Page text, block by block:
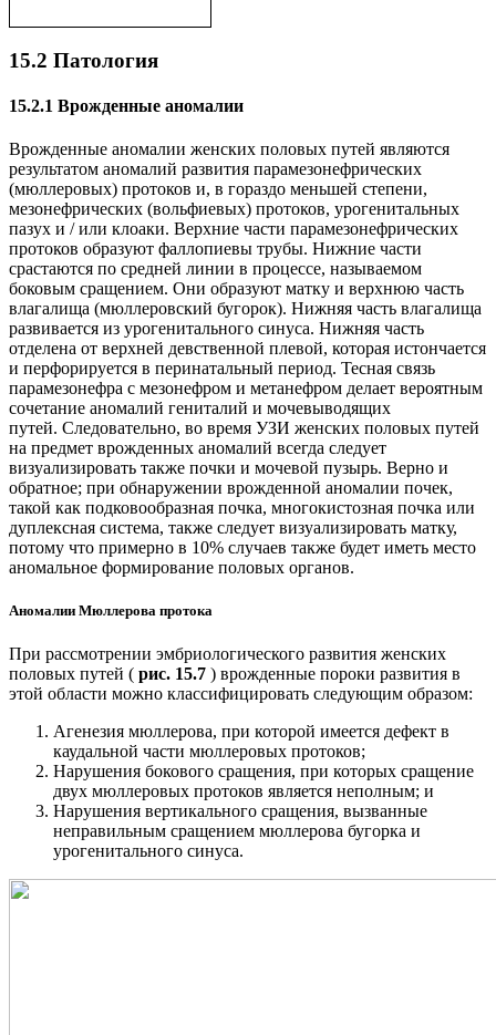
15.2 Патология
15.2.1 Врожденные аномалии
Врожденные аномалии женских половых путей являются
результатом аномалий развития парамезонефрических
(мюллеровых) протоков и, в гораздо меньшей степени,
мезонефрических (вольфиевых) протоков, урогенитальных
пазух и / или клоаки. Верхние части парамезонефрических
протоков образуют фаллопиевы трубы. Нижние части
срастаются по средней линии в процессе, называемом
боковым сращением. Они образуют матку и верхнюю часть
влагалища (мюллеровский бугорок). Нижняя часть влагалища
развивается из урогенитального синуса. Нижняя часть
отделена от верхней девственной плевой, которая истончается
и перфорируется в перинатальный период. Тесная связь
парамезонефра с мезонефром и метанефром делает вероятным
сочетание аномалий гениталий и мочевыводящих
путей. Следовательно, во время УЗИ женских половых путей
на предмет врожденных аномалий всегда следует
визуализировать также почки и мочевой пузырь. Верно и
обратное; при обнаружении врожденной аномалии почек,
такой как подковообразная почка, многокистозная почка или
дуплексная система, также следует визуализировать матку,
потому что примерно в 10% случаев также будет иметь место
аномальное формирование половых органов.
Аномалии Мюллерова протока
При рассмотрении эмбриологического развития женских
половых путей ( рис. 15.7 ) врожденные пороки развития в
этой области можно классифицировать следующим образом:
Агенезия мюллерова, при которой имеется дефект в
каудальной части мюллеровых протоков;
Нарушения бокового сращения, при которых сращение
двух мюллеровых протоков является неполным; и
Нарушения вертикального сращения, вызванные
неправильным сращением мюллерова бугорка и
урогенитального синуса.